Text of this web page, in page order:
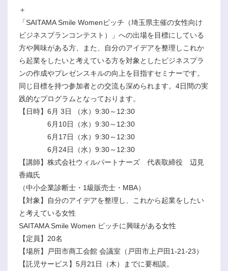
＋
「SAITAMA Smile Womenピッチ（埼玉県主催の女性向け
ビジネスプランコンテスト）」への出場を目標にしている
方や興味がある方、また、自分のアイデアを整理しこれか
ら起業をしたいと考えている方を対象としたビジネスプラ
ンの作成やプレゼンスキルの向上を目指すセミナーです。
同じ目標を持つ参加者との交流も深められます。4日間の実
践的なプログラムとなっております。
【日時】6月 3日 （水）9:30～12:30
6月10日（水）9:30～12:30
6月17日（水）9:30～12:30
6月24日（水）9:30～12:30
【講師】株式会社ウィルパートナーズ 代表取締役 辺見
香織氏
（中小企業診断士・1級販売士・MBA）
【対象】自分のアイデアを整理し、これから起業をしたい
と考えている女性
SAITAMA Smile Women ピッチに興味がある女性
【定員】20名
【場所】戸田市商工会館 会議室（戸田市上戸田1-21-23）
【託児サービス】5月21日（木）までに要相談。